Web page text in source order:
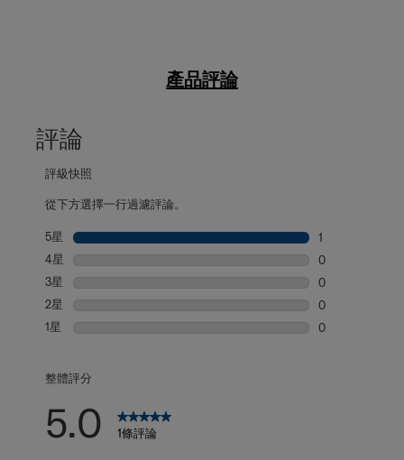
產品評論
評論
評級快照
從下方選擇一行過濾評論。
5星 星級
1
4星 星級
0
3星 星級
0
2星 星級
0
1星 星級
0
整體評分
5.0 1條評論